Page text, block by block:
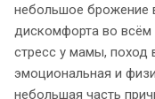
небольшое брожение
дискомфорта во всём
стресс у мамы, поход
эмоциональная и
небольшая часть